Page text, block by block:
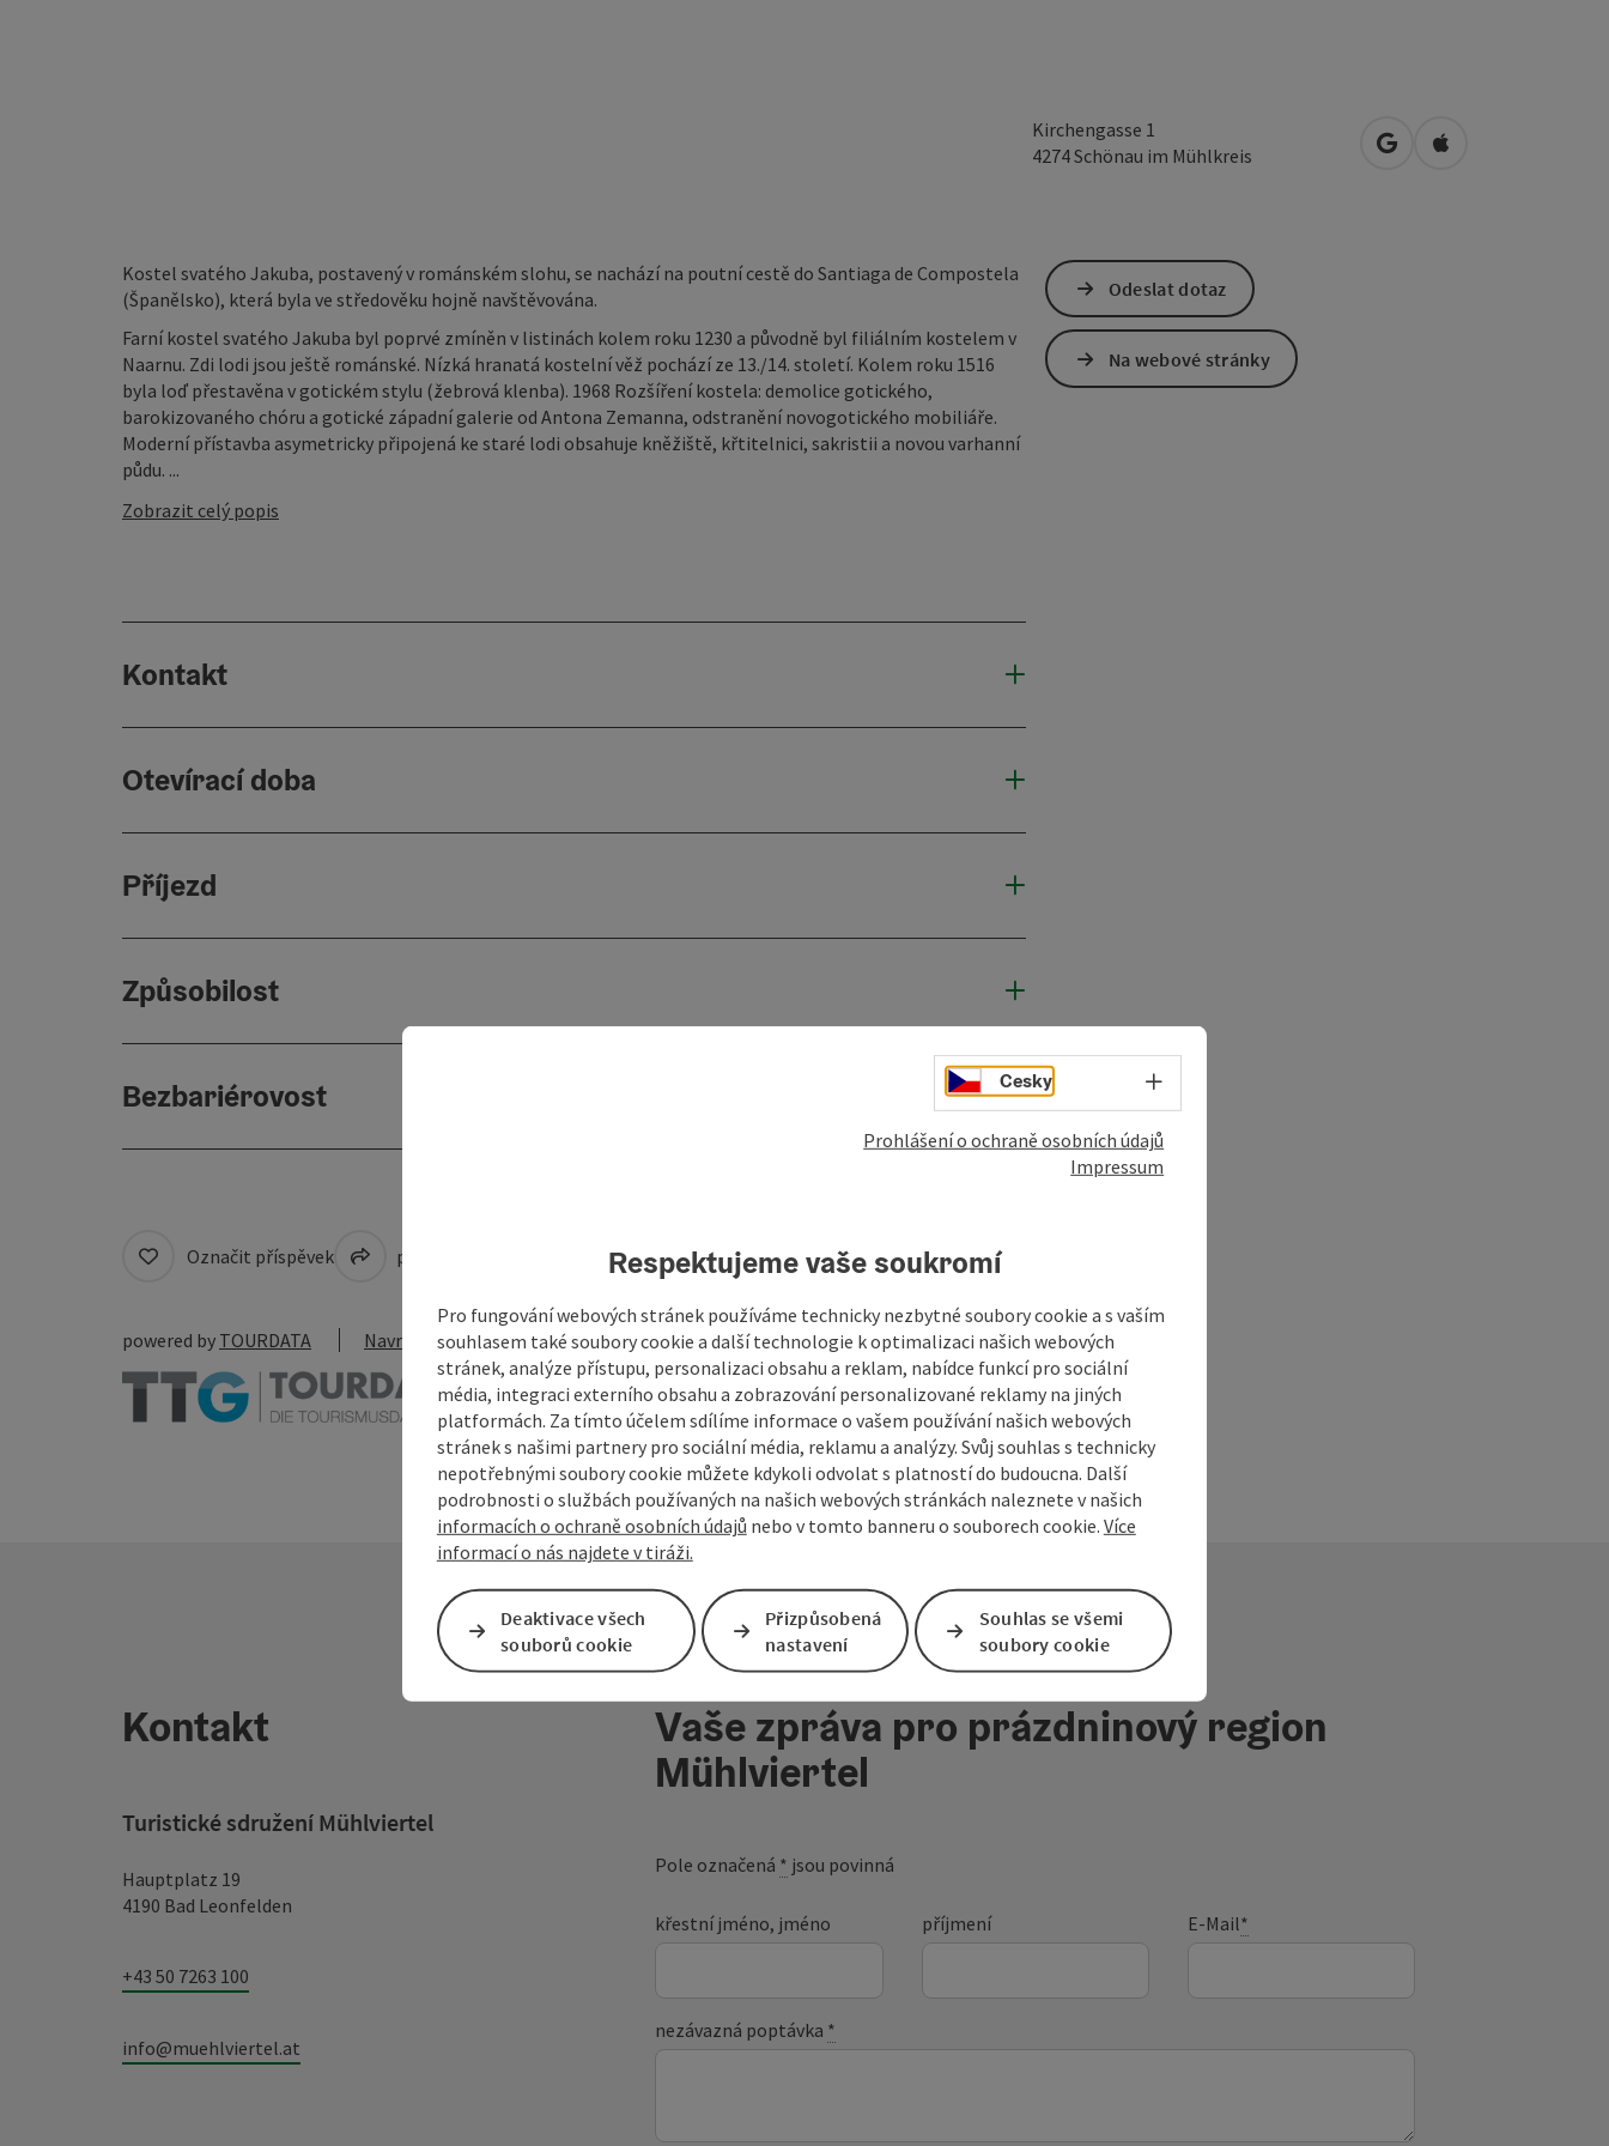
Kirchengasse 1
4274Schönau im Mühlkreis Otevřít v Mapách Google
Otevřít v Mapách
Kostel svatého Jakuba, postavený v románském slohu, se nachází na poutní cestě do Santiaga de Compostela
(Španělsko), která byla ve středověku hojně navštěvována.
Farní kostel svatého Jakuba byl poprvé zmíněn v listinách kolem roku 1230 a původně byl filiálním kostelem v
Naarnu. Zdi lodi jsou ještě románské. Nízká hranatá kostelní věž pochází ze 13./14. století. Kolem roku 1516
byla loď přestavěna v gotickém stylu (žebrová klenba). 1968 Rozšíření kostela: demolice gotického,
barokizovaného chóru a gotické západní galerie od Antona Zemanna, odstranění novogotického mobiliáře.
Moderní přístavba asymetricky připojená ke staré lodi obsahuje kněžiště, křtitelnici, sakristii a novou varhanní
půdu. ...
Zobrazit celý popis
Kontakt
Otevírací doba
Příjezd
Způsobilost
Bezbariérovost
Odeslat dotaz
Na webové stránky
Označit příspěvek přejít na poznámky Vytvořit PDF Vytisknout příspěvek
powered by TOURDATA Navrhnout změnu
Kontakt
Turistické sdružení Mühlviertel
Hauptplatz 19
4190 Bad Leonfelden
+43 50 7263 100
info@muehlviertel.at
Vaše zpráva pro prázdninový region
Mühlviertel
Pole označená * jsou povinná
křestní jméno, jméno příjmení E-Mail*
nezávazná poptávka *
Cesky Volba jazyka - Otevřít menu
Prohlášení o ochraně osobních údajů
Impressum
Respektujeme vaše soukromí
Pro fungování webových stránek používáme technicky nezbytné soubory cookie a s vaším
souhlasem také soubory cookie a další technologie k optimalizaci našich webových
stránek, analýze přístupu, personalizaci obsahu a reklam, nabídce funkcí pro sociální
média, integraci externího obsahu a zobrazování personalizované reklamy na jiných
platformách. Za tímto účelem sdílíme informace o vašem používání našich webových
stránek s našimi partnery pro sociální média, reklamu a analýzy. Svůj souhlas s technicky
nepotřebnými soubory cookie můžete kdykoli odvolat s platností do budoucna. Další
podrobnosti o službách používaných na našich webových stránkách naleznete v našich
informacích o ochraně osobních údajů nebo v tomto banneru o souborech cookie. Více
informací o nás najdete v tiráži.
Deaktivace všech
souborů cookie
Přizpůsobená
nastavení
Souhlas se všemi
soubory cookie